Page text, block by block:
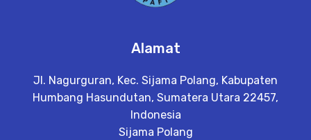
Alamat
Jl. Nagurguran, Kec. Sijama Polang, Kabupaten
Humbang Hasundutan, Sumatera Utara 22457,
Indonesia
Sijama Polang